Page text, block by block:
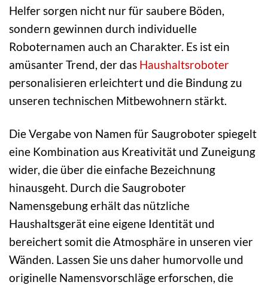
Helfer sorgen nicht nur für saubere Böden,
sondern gewinnen durch individuelle
Roboternamen auch an Charakter. Es ist ein
amüsanter Trend, der das Haushaltsroboter
personalisieren erleichtert und die Bindung zu
unseren technischen Mitbewohnern stärkt.
Die Vergabe von Namen für Saugroboter spiegelt
eine Kombination aus Kreativität und Zuneigung
wider, die über die einfache Bezeichnung
hinausgeht. Durch die Saugroboter
Namensgebung erhält das nützliche
Haushaltsgerät eine eigene Identität und
bereichert somit die Atmosphäre in unseren vier
Wänden. Lassen Sie uns daher humorvolle und
originelle Namensvorschläge erforschen, die